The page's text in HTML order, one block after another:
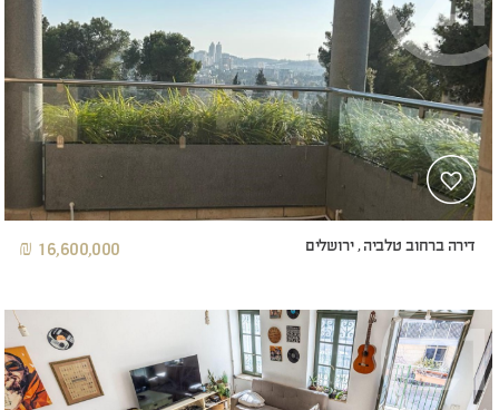
דירה ברחוב טלביה , ירושלים 16,600,000 ₪